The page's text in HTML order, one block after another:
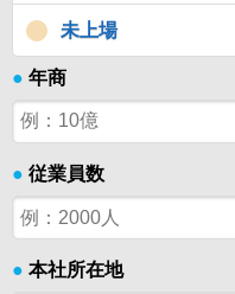
未上場
● 年商
● 従業員数
● 本社所在地